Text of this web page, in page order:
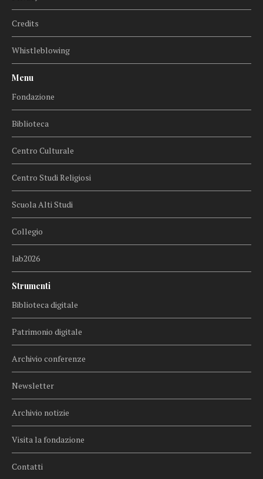
Credits
Whistleblowing
Menu
Fondazione
Biblioteca
Centro Culturale
Centro Studi Religiosi
Scuola Alti Studi
Collegio
lab2026
Strumenti
Biblioteca digitale
Patrimonio digitale
Archivio conferenze
Newsletter
Archivio notizie
Visita la fondazione
Contatti